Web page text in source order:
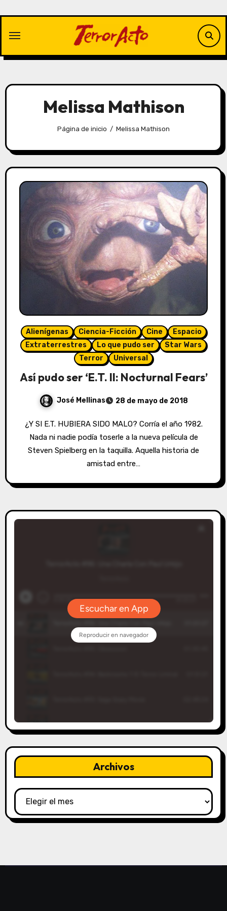
contenido
Melissa Mathison
Página de inicio Melissa Mathison
Alienígenas Ciencia-Ficción Cine
Espacio
Extraterrestres
Lo que pudo ser
Star Wars
Terror
Universal
Así pudo ser ‘E.T. II: Nocturnal Fears’
José Mellinas 28 de mayo de 2018
¿Y SI E.T. HUBIERA SIDO MALO? Corría el año 1982.
Nada ni nadie podía toserle a la nueva película de
Steven Spielberg en la taquilla. Aquella historia de
amistad entre…
Archivos
Archivos